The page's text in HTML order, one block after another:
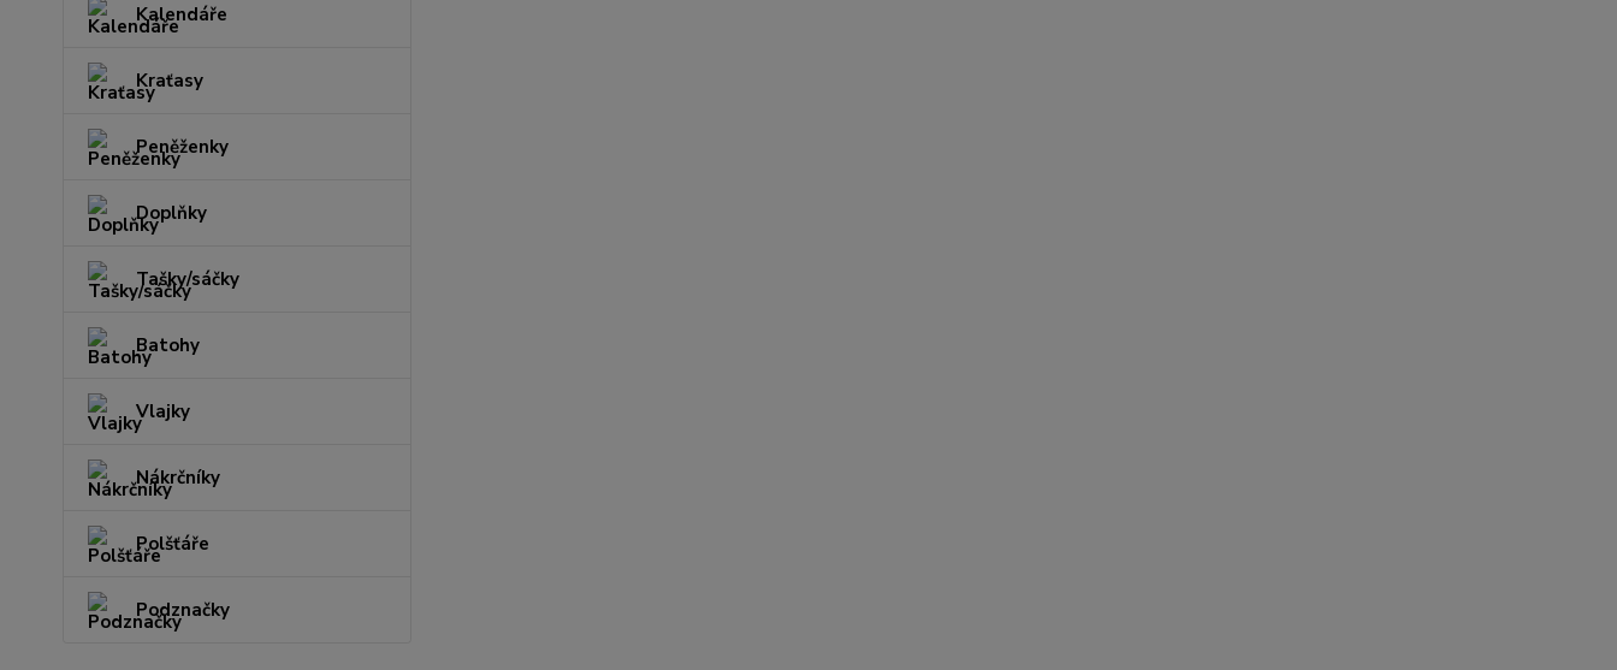
Kalendáře
Kraťasy
Peněženky
Doplňky
Tašky/sáčky
Batohy
Vlajky
Nákrčníky
Polšťáře
Podznačky